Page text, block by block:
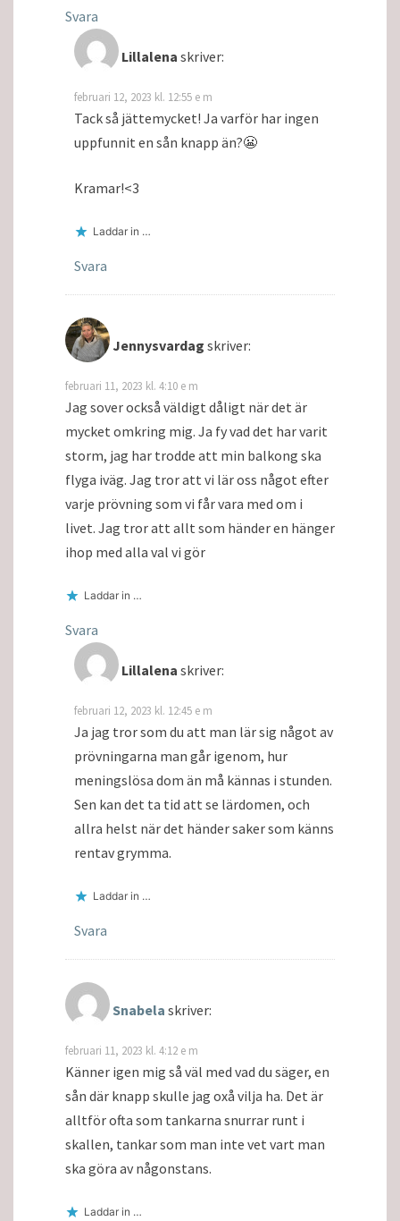
Svara
Lillalena skriver:
februari 12, 2023 kl. 12:55 e m
Tack så jättemycket! Ja varför har ingen
uppfunnit en sån knapp än?😬
Kramar!<3
Laddar in …
Svara
Jennysvardag skriver:
februari 11, 2023 kl. 4:10 e m
Jag sover också väldigt dåligt när det är
mycket omkring mig. Ja fy vad det har varit
storm, jag har trodde att min balkong ska
flyga iväg. Jag tror att vi lär oss något efter
varje prövning som vi får vara med om i
livet. Jag tror att allt som händer en hänger
ihop med alla val vi gör
Laddar in …
Svara
Lillalena skriver:
februari 12, 2023 kl. 12:45 e m
Ja jag tror som du att man lär sig något av
prövningarna man går igenom, hur
meningslösa dom än må kännas i stunden.
Sen kan det ta tid att se lärdomen, och
allra helst när det händer saker som känns
rentav grymma.
Laddar in …
Svara
Snabela skriver:
februari 11, 2023 kl. 4:12 e m
Känner igen mig så väl med vad du säger, en
sån där knapp skulle jag oxå vilja ha. Det är
alltför ofta som tankarna snurrar runt i
skallen, tankar som man inte vet vart man
ska göra av någonstans.
Laddar in …